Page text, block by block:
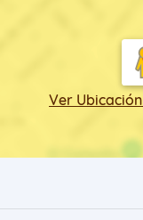
Ver Ubicación